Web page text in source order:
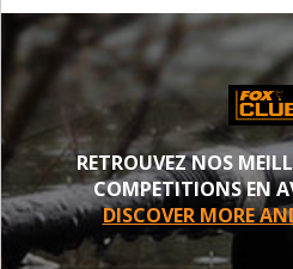
RETROUVEZ NOS
COMPETITIONS EN
DISCOVER MORE